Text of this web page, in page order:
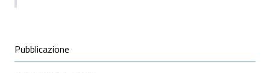
Condivisione social
Pubblicazione